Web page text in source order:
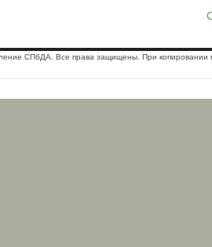
СПбДА. Все права защищены. При копировании